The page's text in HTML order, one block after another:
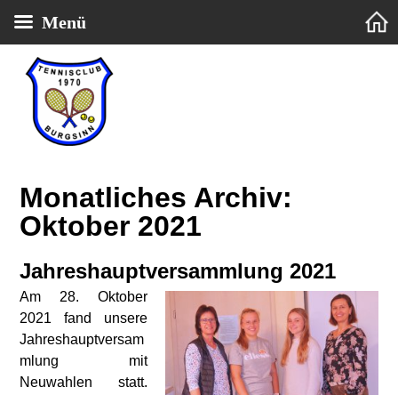
Monatliches Archiv:
Oktober 2021
Jahreshauptversammlung 2021
Am 28. Oktober
2021 fand unsere
Jahreshauptversam
mlung mit
Neuwahlen statt.
Menü